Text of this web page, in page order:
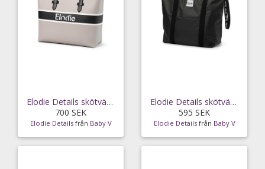
Elodie Details skötväska Saffiano Logo tote
700 SEK
Elodie Details från Baby V
Elodie Details skötväska softshell Brilliant Black
595 SEK
Elodie Details från Baby V